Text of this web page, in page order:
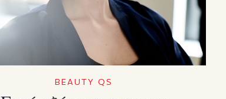
BEAUTY QS